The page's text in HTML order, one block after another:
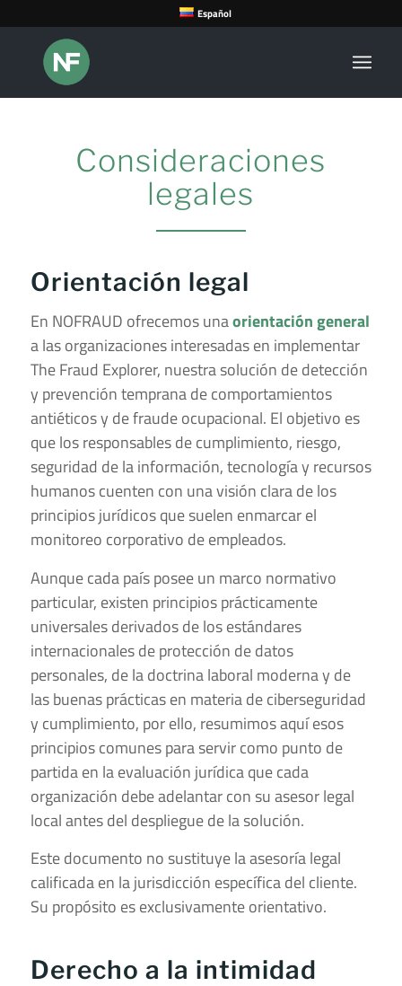
Español
Consideraciones
legales
Orientación legal
En NOFRAUD ofrecemos unaorientación general
a las organizaciones interesadas en implementar
The Fraud Explorer, nuestra solución de detección
y prevención temprana de comportamientos
antiéticos y de fraude ocupacional. El objetivo es
que los responsables de cumplimiento, riesgo,
seguridad de la información, tecnología y recursos
humanos cuenten con una visión clara de los
principios jurídicos que suelen enmarcar el
monitoreo corporativo de empleados.
Aunque cada país posee un marco normativo
particular, existen principios prácticamente
universales derivados de los estándares
internacionales de protección de datos
personales, de la doctrina laboral moderna y de
las buenas prácticas en materia de ciberseguridad
y cumplimiento, por ello, resumimos aquí esos
principios comunes para servir como punto de
partida en la evaluación jurídica que cada
organización debe adelantar con su asesor legal
local antes del despliegue de la solución.
Este documento no sustituye la asesoría legal
calificada en la jurisdicción específica del cliente.
Su propósito es exclusivamente orientativo.
Derecho a la intimidad